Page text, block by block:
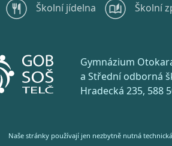
Školní jídelna Školní
Gymnázium
a Střední odborná
Hradecká 235, 588
Naše stránky používají jen nezbytně nutná technická